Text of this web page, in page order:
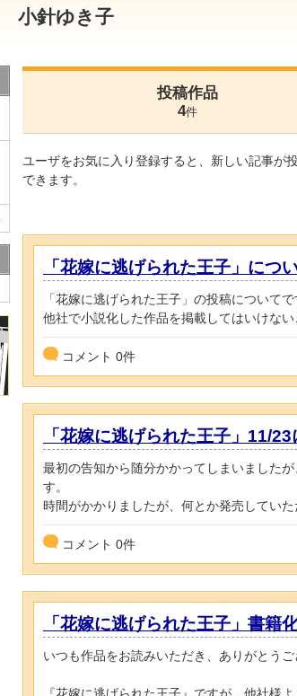
小針ゆき子
投稿作品
4件
ユーザをお気に入り登録すると、新しい記事が
できます。
「花嫁に逃げられた王子」につ
「花嫁に逃げられた王子」の投稿について
他社で小説化した作品を掲載してはいけな
コメント 0件
「花嫁に逃げられた王子」11/
最初の告知から随分かかってしまいました
す。
時間がかかりましたが、何とか発売していた
コメント 0件
「花嫁に逃げられた王子」書籍
いつも作品をお読みいただき、ありがとうご